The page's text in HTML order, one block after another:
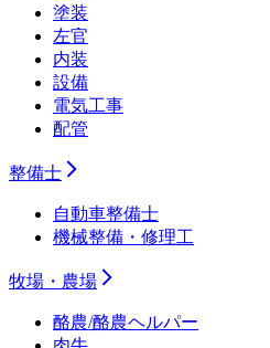
塗装
左官
内装
設備
電気工事
配管
整備士
自動車整備士
機械整備・修理工
牧場・農場
酪農/酪農ヘルパー